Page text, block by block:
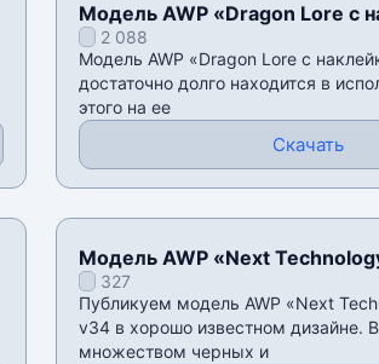
Модель AWP «Dragon Lore с
CSS v34
2 088
Модель AWP «Dragon Lore с
достаточно долго находится в
этого на ее
Скачать
Модель AWP «Next
327
Публикуем модель AWP «Next
v34 в хорошо известном дизайне.
множеством черных и